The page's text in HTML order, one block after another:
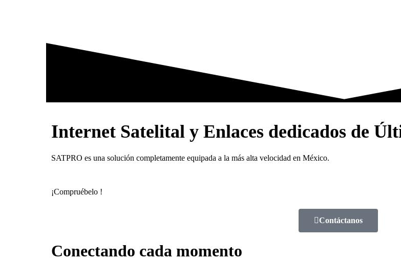
Internet Satelital y Enlaces dedicados de
SATPRO es una solución completamente equipada a la más alta velocidad en México.
¡Compruébelo !
Contáctanos
Conectando cada momento